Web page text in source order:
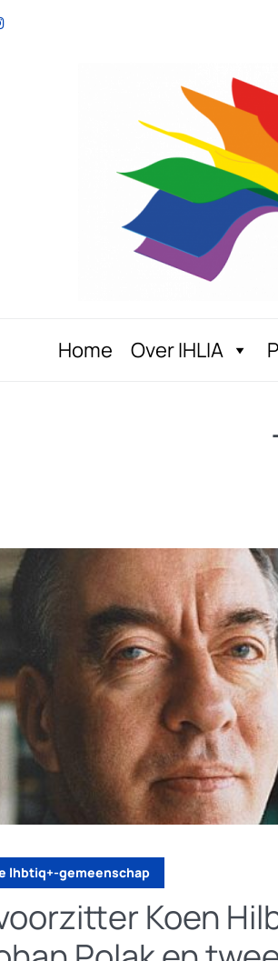
Home Over IHLIA
lhbtiq+-gemeenschap
Koen